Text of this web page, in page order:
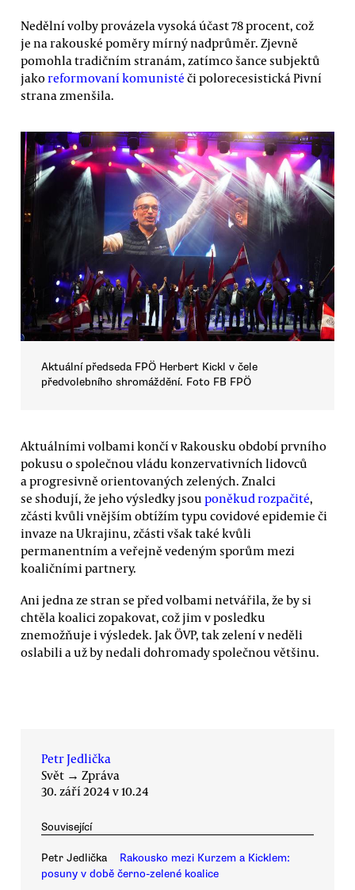
Nedělní volby provázela vysoká účast 78 procent, což
je na rakouské poměry mírný nadprůměr. Zjevně
pomohla tradičním stranám, zatímco šance subjektů
jakoreformovaní komunisté či polorecesistická Pivní
strana zmenšila.
Aktuální předseda FPÖ Herbert Kickl v čele
předvolebního shromáždění. Foto FB FPÖ
Aktuálními volbami končí v Rakousku období prvního
pokusu o společnou vládu konzervativních lidovců
a progresivně orientovaných zelených. Znalci
se shodují, že jeho výsledky jsou poněkud rozpačité,
zčásti kvůli vnějším obtížím typu covidové epidemie či
invaze na Ukrajinu, zčásti však také kvůli
permanentním a veřejně vedeným sporům mezi
koaličními partnery.
Ani jedna ze stran se před volbami netvářila, že by si
chtěla koalici zopakovat, což jim v posledku
znemožňuje i výsledek. Jak ÖVP, tak zelení v neděli
oslabili a už by nedali dohromady společnou většinu.
Petr Jedlička
Svět → Zpráva
30. září 2024 v 10.24
Související
Petr Jedlička
Rakousko mezi Kurzem a Kicklem:
posuny v době černo-zelené koalice